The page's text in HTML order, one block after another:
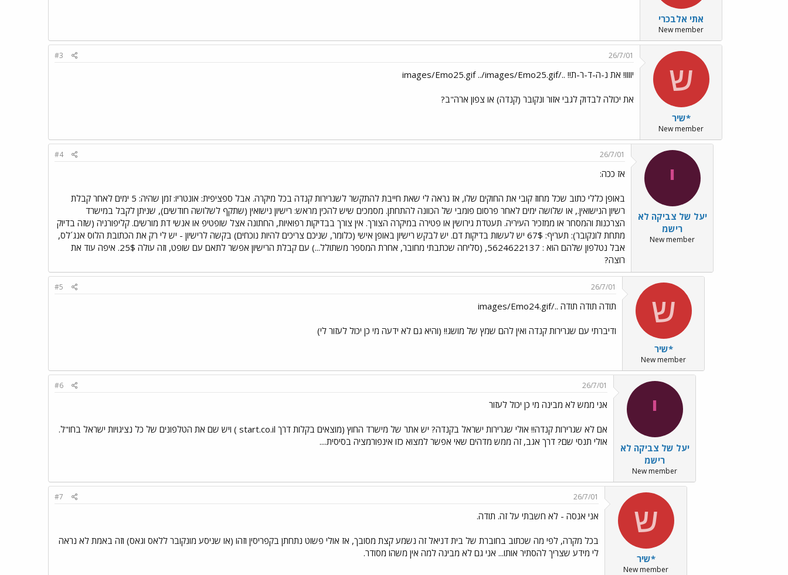
אתי אלבכרי
New member
ש
*שיר
New member
26/7/01
#3
יוווו! את נ-ה-ד-ר-ת!! ../images/Emo25.gif ../images/Emo25.gif
את יכולה לבדוק לגבי אזור ונקובר (קנדה) או צפון ארה"ב?
י
יעל של צביקה לא
רישמ
New member
26/7/01
#4
אז ככה:
באופן כללי כתוב שכל מחוז קובי את החוקים שלו, אז נראה לי שאת חייבת להתקשר לשגרירות קנדה בכל מיקרה. אבל ספציפית: אונטריו: זמן שהיה: 5 ימים לאחר קבלת
רשיון הנישואין., או שלושה ימים לאחר פרסום פומבי של הכוונה להתחתן. מסמכים שיש להכין מראש: רישיון נישואין (שתקף לשלושה חודשים), שניתן לקבל במישרד
הצרכנות והמסחר או ממזכיר העיריה. תעטדת גירושין או פטירה במיקרה הצורך. אין צורך בבדיקות רפואיות, החתונה אצל שופטיפ או אנשי דת מורשים. קליפורניה (שזה בדיוק
מתחת לונקובר): תעריף: 67$ יש לעשות בדיקות דם. יש לבקש רישיון באופן אישי (כלומר, שניכם צריכים להיות נוכחים) בקשה לרישיון - יש לי רק את הכתובת הלוס אנג´לס,
אבל נטלפון שלהם הוא : 5624622137, (סליחה שכתבתי מחובר, אחרת המספר משתולל...) עם קבלת הרישיון אפשר לתאם עם שופט, וזה עולה 25$. איפה עוד את
רוצה?
ש
*שיר
New member
26/7/01
#5
תודה תודה תודה ../images/Emo24.gif
ודיברתי עם שגרירות קנדה ואין להם שמץ של מושג!! (והיא גם לא ידעה מי כן יכול לעזור לי)
י
יעל של צביקה לא
רישמ
New member
26/7/01
#6
אני ממש לא מבינה מי כן יכול לעזור
אם לא שגרירות קנדה!! אולי שגרירות ישראל בקנדה? יש אתר של מישרד החוץ (מוצאים בקלות דרך start.co.il ) ויש שם את הטלפונים של כל נציגויות ישראל בחו"ל.
אולי תנסי שם? דרך אגב, זה ממש מדהים שאי אפשר למצוא כזו אינפורמציה בסיסית....
ש
*שיר
New member
26/7/01
#7
אני אנסה - לא חשבתי על זה. תודה.
בכל מקרה, לפי מה שכתוב בחוברת של בית דניאל זה נשמע קצת מסובך, אז אולי פשוט נתחתן בקפריסין וזהו (או שניסע מונקובר ללאס וגאס) וזה באמת לא נראה
לי מידע שצריך להסתיר אותו... אני גם לא מבינה למה אין משהו מסודר.